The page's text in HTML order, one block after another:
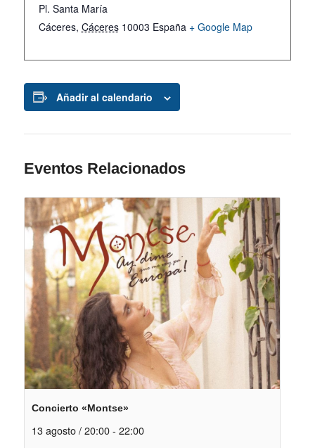
Pl. Santa María
Cáceres, Cáceres 10003 España + Google Map
Añadir al calendario
Eventos Relacionados
Concierto «Montse»
13 agosto / 20:00 - 22:00